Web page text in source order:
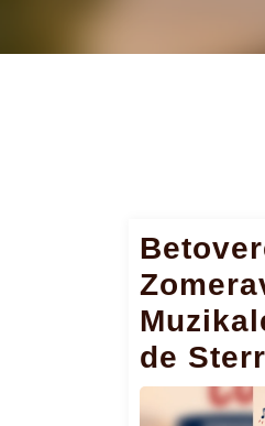
de